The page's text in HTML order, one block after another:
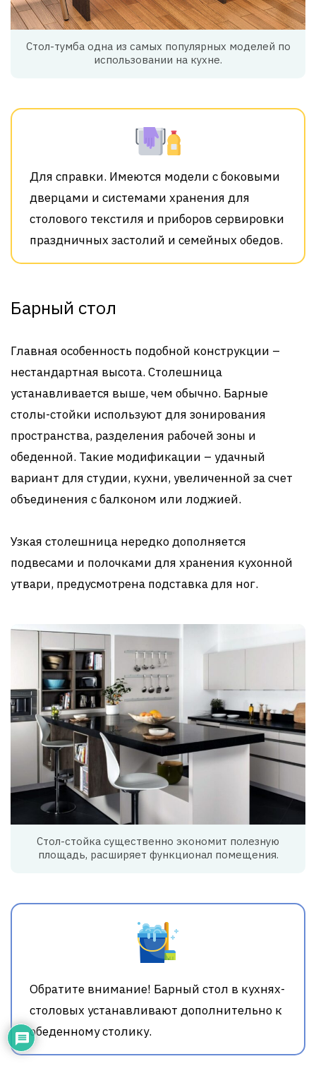
Стол-тумба одна из самых популярных моделей по
использовании на кухне.
Для справки. Имеются модели с боковыми
дверцами и системами хранения для
столового текстиля и приборов сервировки
праздничных застолий и семейных обедов.
Барный стол
Главная особенность подобной конструкции –
нестандартная высота. Столешница
устанавливается выше, чем обычно. Барные
столы-стойки используют для зонирования
пространства, разделения рабочей зоны и
обеденной. Такие модификации – удачный
вариант для студии, кухни, увеличенной за счет
объединения с балконом или лоджией.
Узкая столешница нередко дополняется
подвесами и полочками для хранения кухонной
утвари, предусмотрена подставка для ног.
Стол-стойка существенно экономит полезную
площадь, расширяет функционал помещения.
Обратите внимание! Барный стол в кухнях-
столовых устанавливают дополнительно к
обеденному столику.